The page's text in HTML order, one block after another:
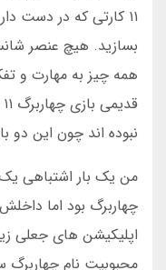
۱۱ کارتی که در دست
بسازید. هیچ عنصر
همه چیز به مهارت و
نبوده اند چون این دو
من یک بار اشتباهی
چهاربرگ بود اما
اپلیکیشن های جعلی
محبوبیت نام چهاربرگ